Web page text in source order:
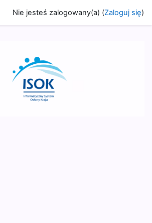
Nie jesteś zalogowany(a) (Zaloguj się)